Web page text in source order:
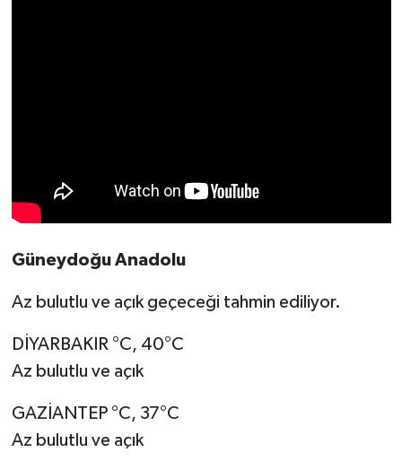
Güneydoğu Anadolu
Az bulutlu ve açık geçeceği tahmin ediliyor.
DİYARBAKIR °C, 40°C
Az bulutlu ve açık
GAZİANTEP °C, 37°C
Az bulutlu ve açık